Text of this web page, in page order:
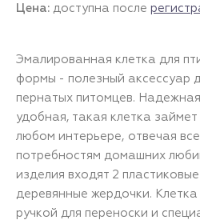
Цена: доступна после
Эмалированная клетка для
формы - полезный аксессуар
пернатых питомцев.
удобная, такая клетка
любом интерьере, отвечая
потребностям домашних
изделия входят 2
деревянные жердочки.
ручкой для переноски и